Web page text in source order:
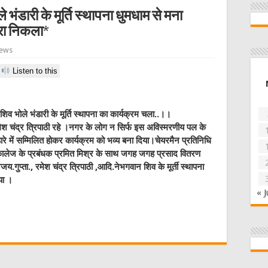
के मूर्ति स्थापना धुमधाम से मना
निकला*
Listen to this
भोले भंडारी के मूर्ति स्थापना का कार्यक्रम चला..।।
चंद्र त्रिपाठी रहे ।नगर के लोग न सिर्फ इस अविस्मरणीय पल के
में सम्मिलित होकर कार्यक्रम को भव्य बना दिया।चेयरमैन प्रतिनिधि
के प्रबंधक प्रमित मिश्र के साथ जगह जगह प्रसाद वितरण
रमेश चंद्र त्रिपाठी ,आदि.नेभगवान शिव के मूर्ती स्थापना
।
«